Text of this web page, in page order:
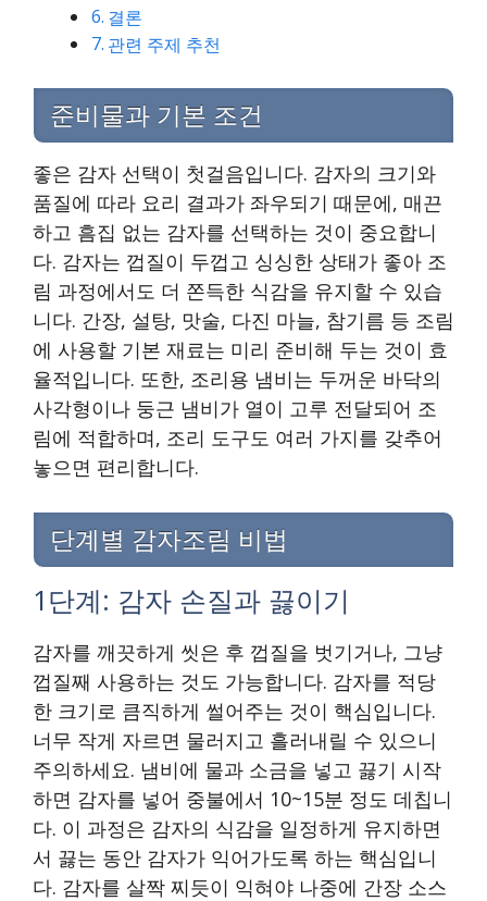
결론
관련 주제 추천
준비물과 기본 조건
좋은 감자 선택이 첫걸음입니다. 감자의 크기와
품질에 따라 요리 결과가 좌우되기 때문에, 매끈
하고 흠집 없는 감자를 선택하는 것이 중요합니
다. 감자는 껍질이 두껍고 싱싱한 상태가 좋아 조
림 과정에서도 더 쫀득한 식감을 유지할 수 있습
니다. 간장, 설탕, 맛술, 다진 마늘, 참기름 등 조림
에 사용할 기본 재료는 미리 준비해 두는 것이 효
율적입니다. 또한, 조리용 냄비는 두꺼운 바닥의
사각형이나 둥근 냄비가 열이 고루 전달되어 조
림에 적합하며, 조리 도구도 여러 가지를 갖추어
놓으면 편리합니다.
단계별 감자조림 비법
1단계: 감자 손질과 끓이기
감자를 깨끗하게 씻은 후 껍질을 벗기거나, 그냥
껍질째 사용하는 것도 가능합니다. 감자를 적당
한 크기로 큼직하게 썰어주는 것이 핵심입니다.
너무 작게 자르면 물러지고 흘러내릴 수 있으니
주의하세요. 냄비에 물과 소금을 넣고 끓기 시작
하면 감자를 넣어 중불에서 10~15분 정도 데칩니
다. 이 과정은 감자의 식감을 일정하게 유지하면
서 끓는 동안 감자가 익어가도록 하는 핵심입니
다. 감자를 살짝 찌듯이 익혀야 나중에 간장 소스